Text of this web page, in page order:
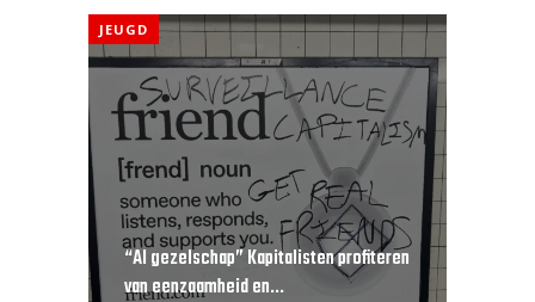
JEUGD
“AI gezelschap” Kapitalisten profiteren
van eenzaamheid en...